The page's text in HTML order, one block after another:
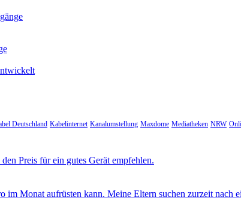
Deutschland Kabelinternet Kanalumstellung Maxdome Mediatheken NRW
Preis für ein gutes Gerät empfehlen.
im Monat aufrüsten kann. Meine Eltern suchen zurzeit nach